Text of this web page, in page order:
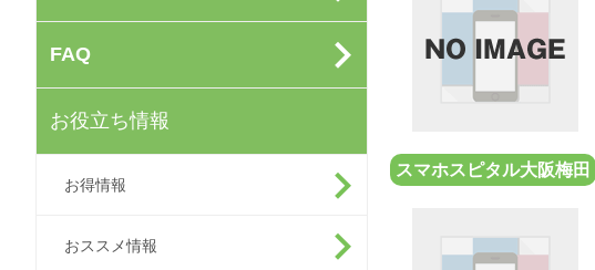
FAQ
お役立ち情報
お得情報
おススメ情報
スマホスピタル大阪梅田